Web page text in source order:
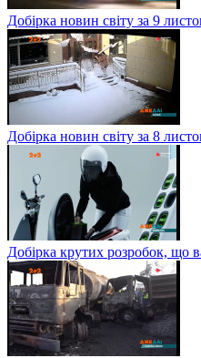
Добірка новин світу за 9
Добірка новин світу за 8
Добірка крутих розробок, що